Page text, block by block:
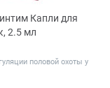
Капли для
2.5 мл
половой охоты у